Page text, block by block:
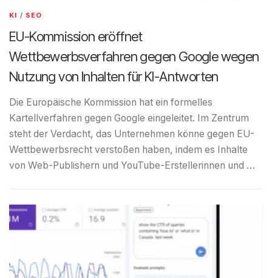
KI / SEO
EU-Kommission eröffnet
Wettbewerbsverfahren gegen Google wegen
Nutzung von Inhalten für KI-Antworten
Die Europäische Kommission hat ein formelles
Kartellverfahren gegen Google eingeleitet. Im Zentrum
steht der Verdacht, das Unternehmen könne gegen EU-
Wettbewerbsrecht verstoßen haben, indem es Inhalte
von Web-Publishern und YouTube-Erstellerinnen und …